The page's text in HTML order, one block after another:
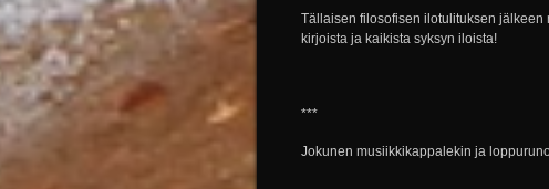
Tällaisen filosofisen ilotulituksen
kirjoista ja kaikista syksyn iloista!
***
Jokunen musiikkikappalekin ja